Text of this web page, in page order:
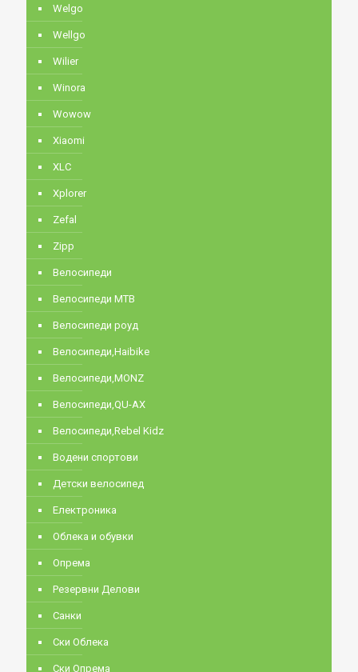
Welgo
Wellgo
Wilier
Winora
Wowow
Xiaomi
XLC
Xplorer
Zefal
Zipp
Велосипеди
Велосипеди MTB
Велосипеди роуд
Велосипеди,Haibike
Велосипеди,MONZ
Велосипеди,QU-AX
Велосипеди,Rebel Kidz
Водени спортови
Детски велосипед
Електроника
Облека и обувки
Опрема
Резервни Делови
Санки
Ски Облека
Ски Опрема